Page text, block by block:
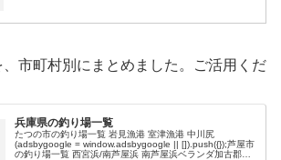
市町村別にまとめました。ご活用くだ
兵庫県の釣り場一覧
たつの市の釣り場一覧 岩見漁港 室津漁港 中川尻
(adsbygoogle = window.adsbygoogle || []).push({});芦屋市
の釣り場一覧 西宮浜/南芦屋浜 南芦屋浜ベランダ加古郡の